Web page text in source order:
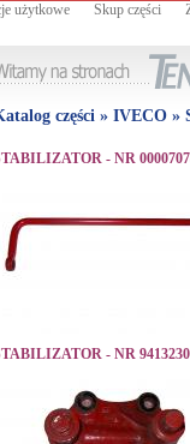
użytkowe Skup części
części » IVECO
- NR
- NR